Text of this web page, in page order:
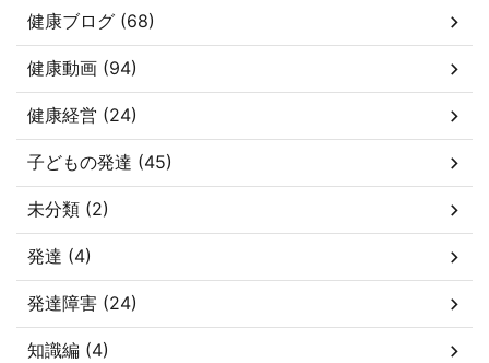
健康ブログ (68)
健康動画 (94)
健康経営 (24)
子どもの発達 (45)
未分類 (2)
発達 (4)
発達障害 (24)
知識編 (4)